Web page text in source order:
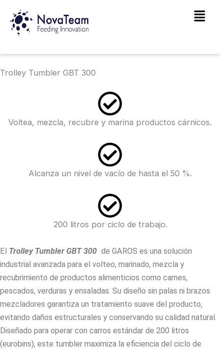
contenido
Main
Trolley Tumbler GBT 300
Voltea, mezcla, recubre y marina productos cárnicos.
Alcanza un nivel de vacío de hasta el 50 %.
200 litros por ciclo de trabajo.
El Trolley Tumbler GBT 300 de GAROS es una solución
industrial avanzada para el volteo, marinado, mezcla y
recubrimiento de productos alimenticios como carnes,
pescados, verduras y ensaladas. Su diseño sin palas ni brazos
mezcladores garantiza un tratamiento suave del producto,
evitando daños estructurales y conservando su calidad natural.
Diseñado para operar con carros estándar de 200 litros
(eurobins), este tumbler maximiza la eficiencia del ciclo de